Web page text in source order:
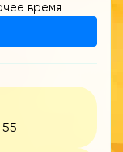
время